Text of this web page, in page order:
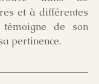
et à différentes
de son
pertinence.